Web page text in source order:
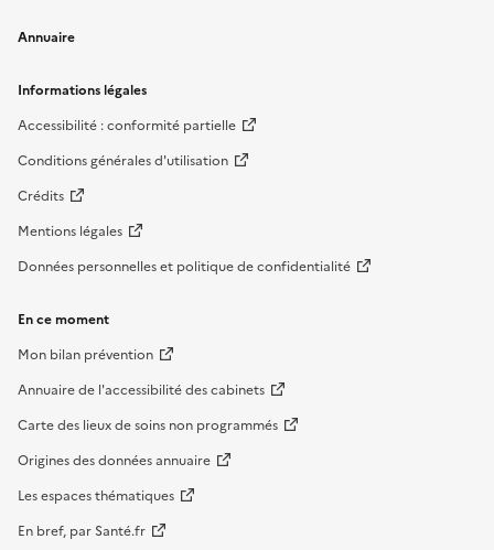
Annuaire
Informations légales
Accessibilité : conformité partielle
Conditions générales d'utilisation
Crédits
Mentions légales
Données personnelles et politique de confidentialité
En ce moment
Mon bilan prévention
Annuaire de l'accessibilité des cabinets
Carte des lieux de soins non programmés
Origines des données annuaire
Les espaces thématiques
En bref, par Santé.fr